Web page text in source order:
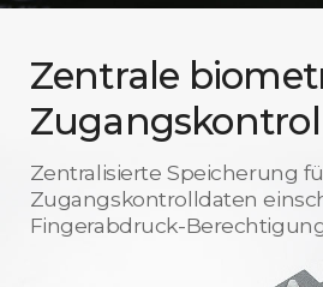
Zentrale
Zentralisierte Speicherung
Zugangskontrolldaten
Fingerabdruck-